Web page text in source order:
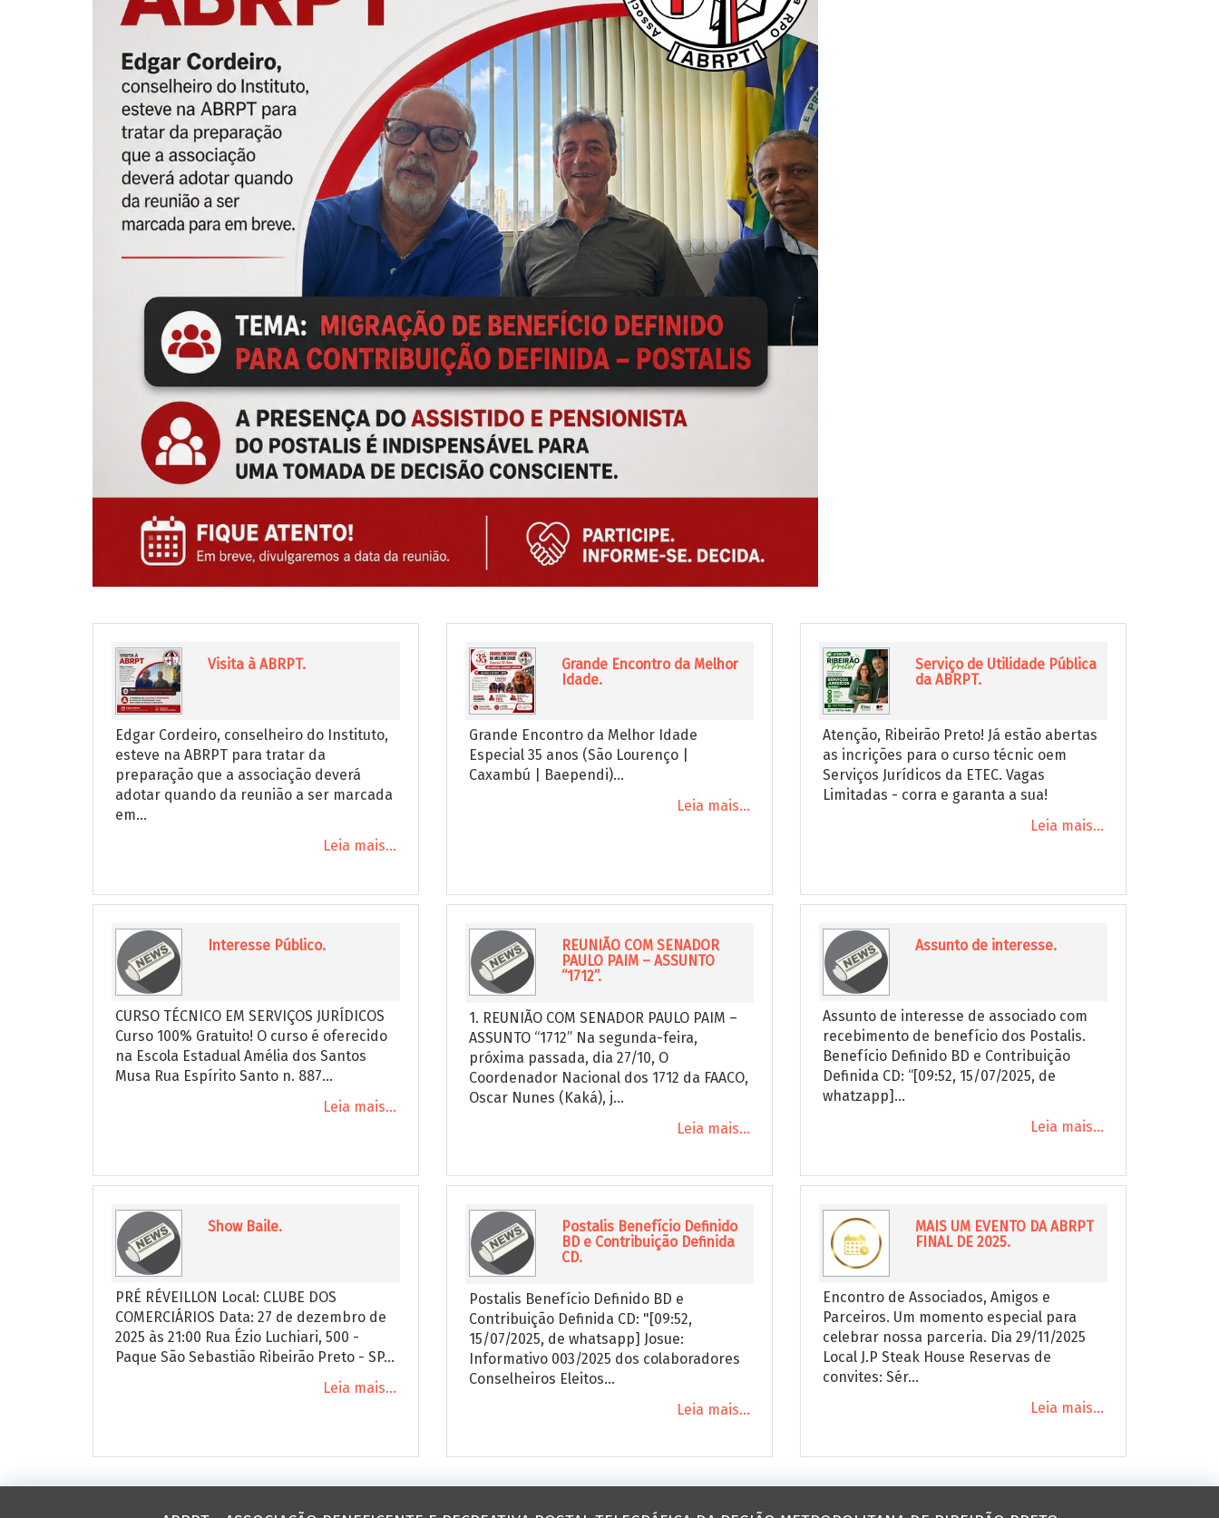
Visita à ABRPT.
Edgar Cordeiro, conselheiro do Instituto,
esteve na ABRPT para tratar da
preparação que a associação deverá
adotar quando da reunião a ser marcada
em...
Leia mais...
Interesse Público.
CURSO TÉCNICO EM SERVIÇOS JURÍDICOS
Curso 100% Gratuito! O curso é oferecido
na Escola Estadual Amélia dos Santos
Musa Rua Espírito Santo n. 887...
Leia mais...
Show Baile.
PRÉ RÉVEILLON Local: CLUBE DOS
COMERCIÁRIOS Data: 27 de dezembro de
2025 às 21:00 Rua Ézio Luchiari, 500 -
Paque São Sebastião Ribeirão Preto - SP...
Leia mais...
Grande Encontro da Melhor
Idade.
Grande Encontro da Melhor Idade
Especial 35 anos (São Lourenço |
Caxambú | Baependi)...
Leia mais...
REUNIÃO COM SENADOR
PAULO PAIM – ASSUNTO
“1712”.
1. REUNIÃO COM SENADOR PAULO PAIM –
ASSUNTO “1712” Na segunda-feira,
próxima passada, dia 27/10, O
Coordenador Nacional dos 1712 da FAACO,
Oscar Nunes (Kaká), j...
Leia mais...
Postalis Benefício Definido
BD e Contribuição Definida
CD.
Postalis Benefício Definido BD e
Contribuição Definida CD: "[09:52,
15/07/2025, de whatsapp] Josue:
Informativo 003/2025 dos colaboradores
Conselheiros Eleitos...
Leia mais...
Serviço de Utilidade Pública
da ABRPT.
Atenção, Ribeirão Preto! Já estão abertas
as incrições para o curso técnic oem
Serviços Jurídicos da ETEC. Vagas
Limitadas - corra e garanta a sua!
Leia mais...
Assunto de interesse.
Assunto de interesse de associado com
recebimento de benefício dos Postalis.
Benefício Definido BD e Contribuição
Definida CD: “[09:52, 15/07/2025, de
whatzapp]...
Leia mais...
MAIS UM EVENTO DA ABRPT
FINAL DE 2025.
Encontro de Associados, Amigos e
Parceiros. Um momento especial para
celebrar nossa parceria. Dia 29/11/2025
Local J.P Steak House Reservas de
convites: Sér...
Leia mais...